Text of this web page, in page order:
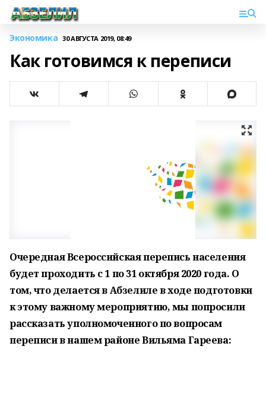
Экономика 30 АВГУСТА 2019, 08:49
Как готовимся к переписи
Очередная Всероссийская перепись населения
будет проходить с 1 по 31 октября 2020 года. О
том, что делается в Абзелиле в ходе подготовки
к этому важному мероприятию, мы попросили
рассказать уполномоченного по вопросам
переписи в нашем районе Вильяма Гареева: